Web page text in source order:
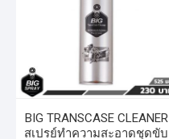
BIG TRANSCASE CLEANER
สเปรย์ทำความสะอาดชุดขับ